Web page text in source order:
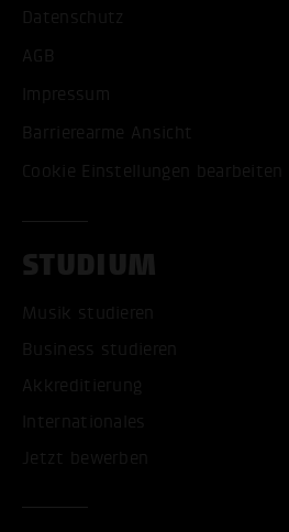
Datenschutz
AGB
Impressum
Barrierearme Ansicht
Cookie Einstellungen bearbeiten
STUDIUM
Musik studieren
Business studieren
Akkreditierung
Internationales
Jetzt bewerben